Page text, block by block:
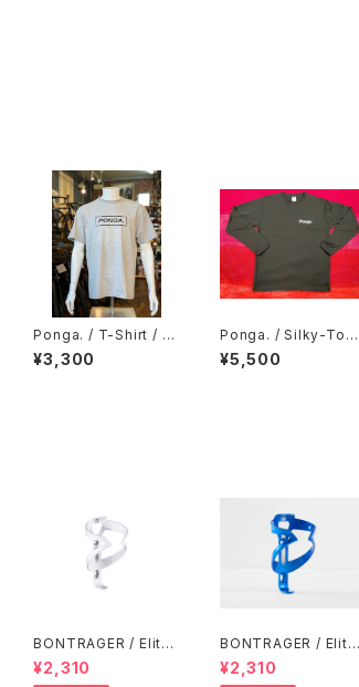
Ponga. / T-Shirt / Gr
ay
¥3,300
Ponga. / Silky-Touc
h Long Sleeve T-Sh
irt / Black
¥5,500
BONTRAGER / Elite
Water Bottle Cage /
White
¥2,310
BONTRAGER / Elite
Water Bottle Cage /
Alpine Blue
¥2,310